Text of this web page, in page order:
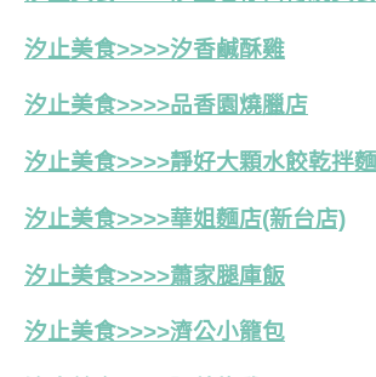
汐止美食>>>>汐香鹹酥雞
汐止美食>>>>品香園燒臘店
汐止美食>>>>靜好大顆水餃乾拌麵
汐止美食>>>>華姐麵店(新台店)
汐止美食>>>>蕭家腿庫飯
汐止美食>>>>濟公小籠包